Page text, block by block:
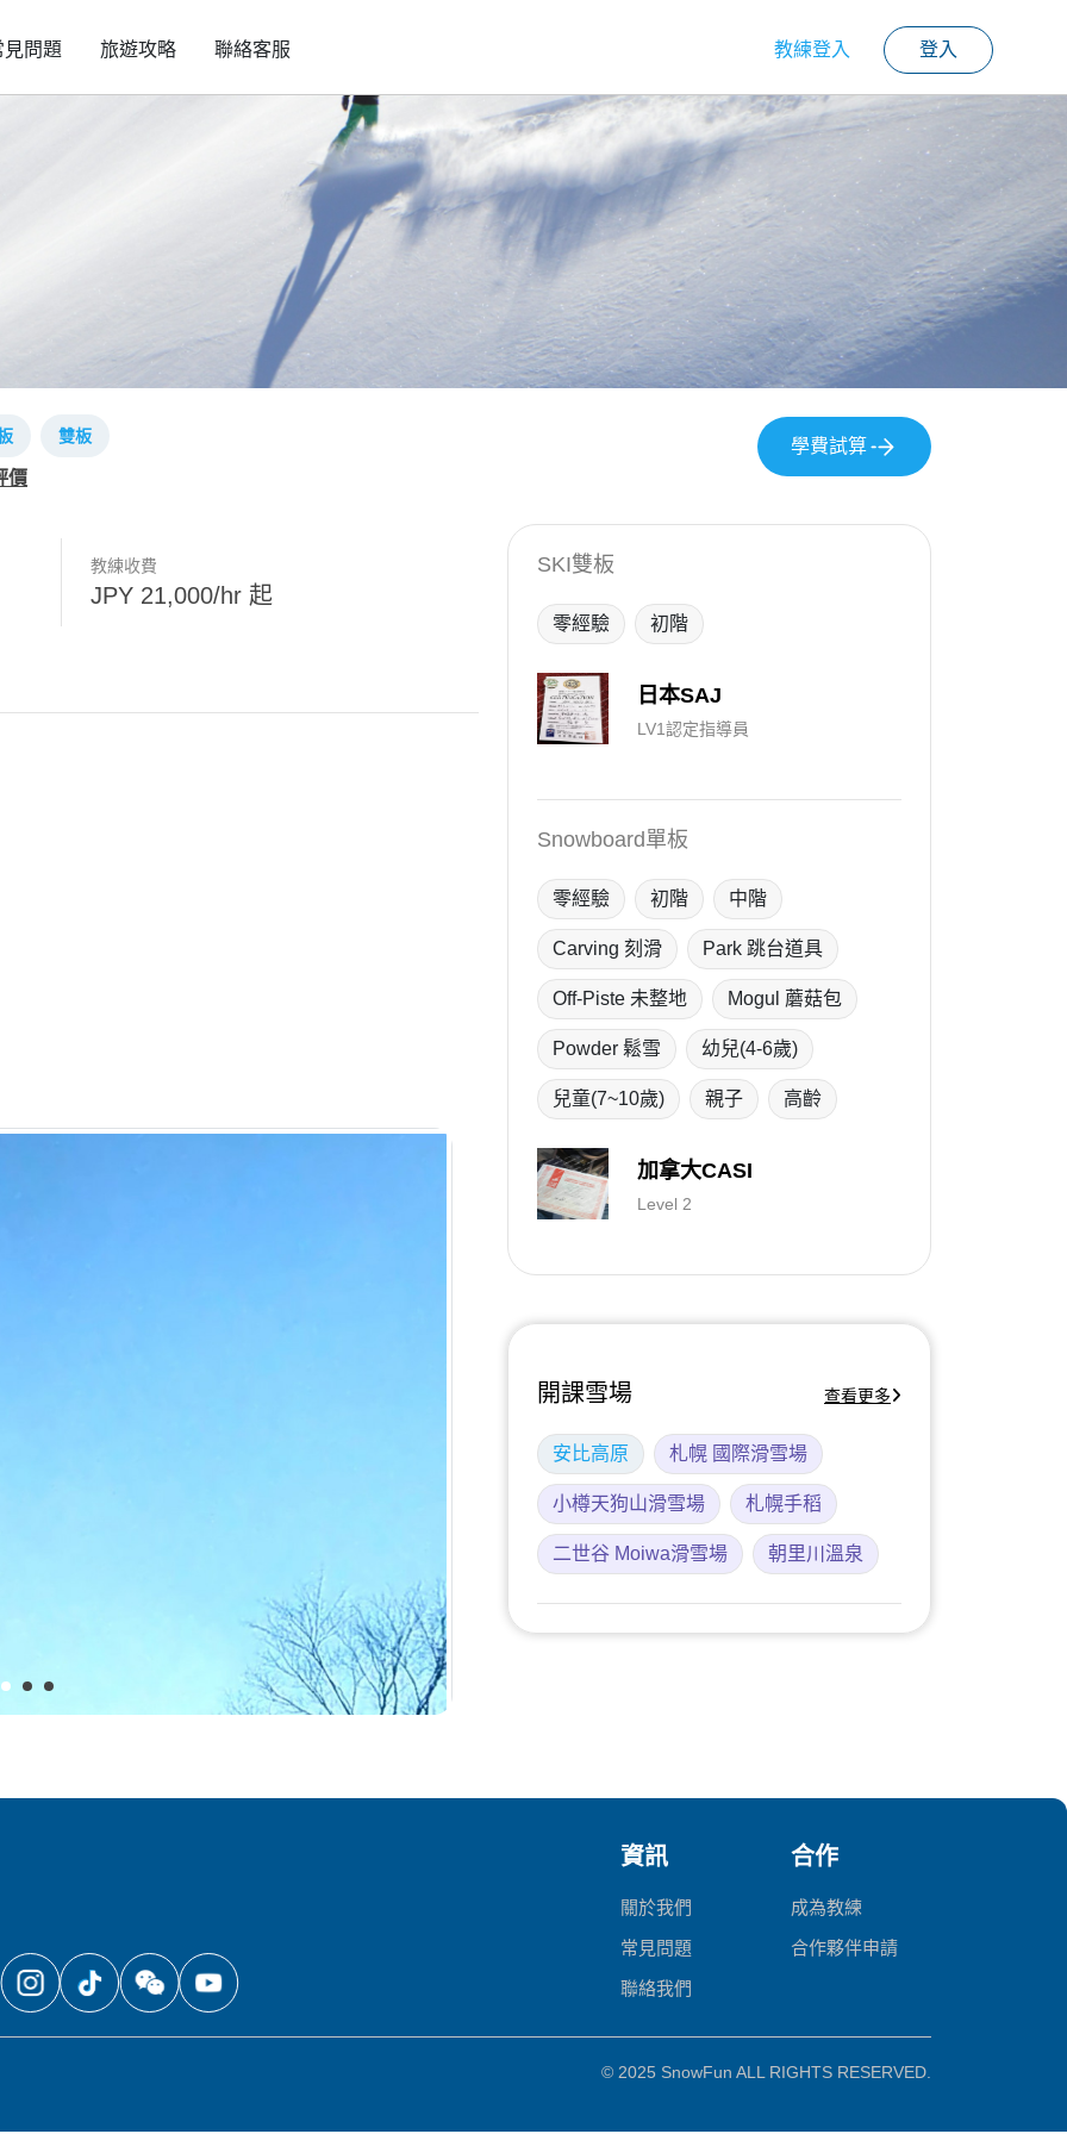
見問題 旅遊攻略 聯絡客服 教練登入 登入
雙板
價
教練收費
JPY 21,000/hr 起
學費試算
SKI雙板
零經驗 初階
日本SAJ
LV1認定指導員
Snowboard單板
零經驗 初階 中階
Carving 刻滑 Park 跳台道具
Off-Piste 未整地 Mogul 蘑菇包
Powder 鬆雪 幼兒(4-6歲)
兒童(7~10歲) 親子 高齡
加拿大CASI
Level 2
開課雪場 查看更多
安比高原 札幌 國際滑雪場
小樽天狗山滑雪場 札幌手稻
二世谷 Moiwa滑雪場 朝里川溫泉
資訊
關於我們
常見問題
聯絡我們
合作
成為教練
合作夥伴申請
© 2025 SnowFun ALL RIGHTS RESERVED.